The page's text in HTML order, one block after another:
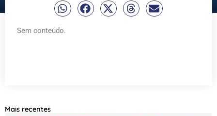
Sem conteúdo.
Mais recentes